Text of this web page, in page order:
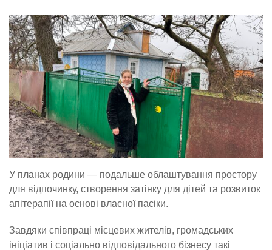
У планах родини — подальше облаштування простору
для відпочинку, створення затінку для дітей та розвиток
апітерапії на основі власної пасіки.
Завдяки співпраці місцевих жителів, громадських
ініціатив і соціально відповідального бізнесу такі